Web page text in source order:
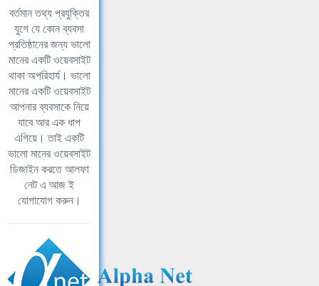
বর্তমান তথ্য প্রযুক্তির
যুগে যে কোন ব্যবসা
প্রতিষ্ঠানের জন্য ভালো
মানের একটি ওয়েবসাইট
থাকা অপরিহার্য। ভালো
মানের একটি ওয়েবসাইট
আপনার ব্যবসাকে নিয়ে
যাবে আর এক ধাপ
এগিয়ে। তাই একটি
ভালো মানের ওয়েবসাইট
ডিজাইন করতে আলফা
নেট এ আজ ই
যোগাযোগ করুন।